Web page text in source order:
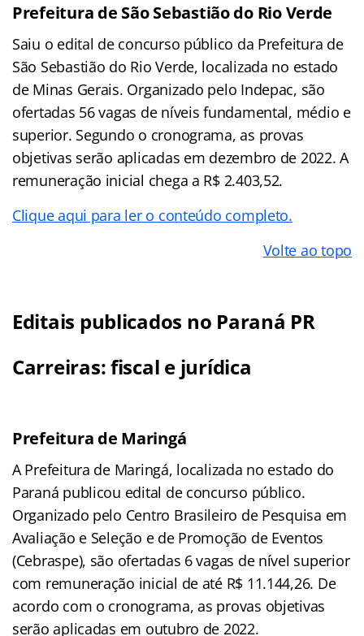
Prefeitura de São Sebastião do Rio Verde
Saiu o edital de concurso público da Prefeitura de
São Sebastião do Rio Verde, localizada no estado
de Minas Gerais. Organizado pelo Indepac, são
ofertadas 56 vagas de níveis fundamental, médio e
superior. Segundo o cronograma, as provas
objetivas serão aplicadas em dezembro de 2022. A
remuneração inicial chega a R$ 2.403,52.
Clique aqui para ler o conteúdo completo.
Volte ao topo
Editais publicados no Paraná PR
Carreiras: fiscal e jurídica
Prefeitura de Maringá
A Prefeitura de Maringá, localizada no estado do
Paraná publicou edital de concurso público.
Organizado pelo Centro Brasileiro de Pesquisa em
Avaliação e Seleção e de Promoção de Eventos
(Cebraspe), são ofertadas 6 vagas de nível superior
com remuneração inicial de até R$ 11.144,26. De
acordo com o cronograma, as provas objetivas
serão aplicadas em outubro de 2022.